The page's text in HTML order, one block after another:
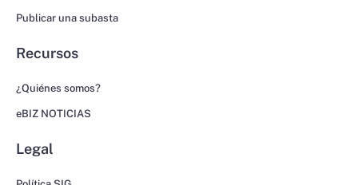
Publicar una subasta
Recursos
¿Quiénes somos?
eBIZ NOTICIAS
Legal